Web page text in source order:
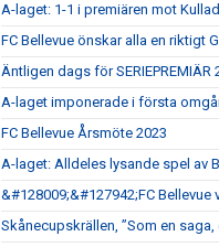
A-laget: 1-1 i premiären mot
FC Bellevue önskar alla en riktigt
Äntligen dags för SERIEPREMIÄR
A-laget imponerade i första
FC Bellevue Årsmöte 2023
A-laget: Alldeles lysande spel av
&#128009;&#127942;FC Bellevue
Skånecupskrällen, ”Som en